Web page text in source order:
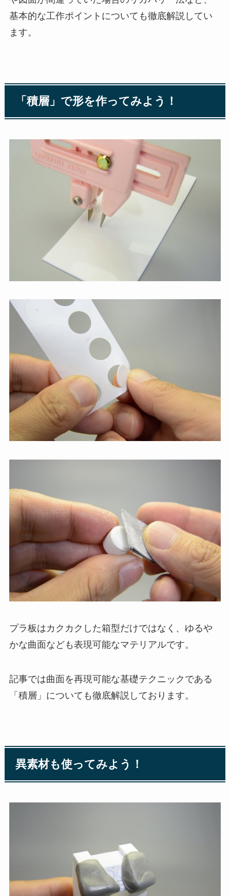
基本的な工作ポイントについても徹底解説してい
ます。
「積層」で形を作ってみよう！
プラ板はカクカクした箱型だけではなく、ゆるや
かな曲面なども表現可能なマテリアルです。
記事では曲面を再現可能な基礎テクニックである
「積層」についても徹底解説しております。
異素材も使ってみよう！